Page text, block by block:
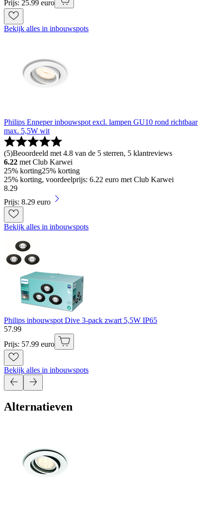
Prijs: 25.99 euro
Bekijk alles in inbouwspots
Philips Enneper inbouwspot excl. lampen GU10 rond richtbaar
max. 5,5W wit
(5)Beoordeeld met 4.8 van de 5 sterren, 5 klantreviews
6.22 met Club Karwei
25% korting25% korting
25% korting, voordeelprijs: 6.22 euro met Club Karwei
8.29
Prijs: 8.29 euro
Bekijk alles in inbouwspots
Philips inbouwspot Dive 3-pack zwart 5,5W IP65
57.99
Prijs: 57.99 euro
Bekijk alles in inbouwspots
Alternatieven